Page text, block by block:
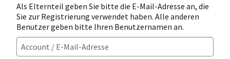
Als Elternteil geben Sie bitte die E-Mail-Adresse an, die
Sie zur Registrierung verwendet haben. Alle anderen
Benutzer geben bitte Ihren Benutzernamen an.